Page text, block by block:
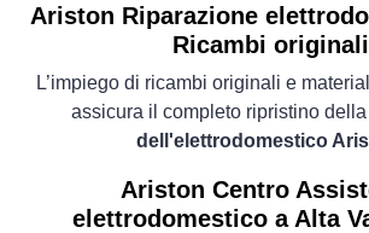
Ariston Riparazione
Ricambi originali
L’impiego di ricambi originali e
assicura il completo ripristino
dell'elettrodomestico
Ariston Centro
elettrodomestico a Alta